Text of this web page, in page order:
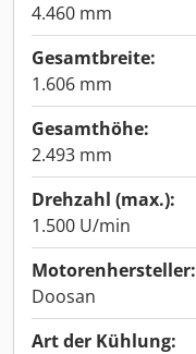
4.460 mm
Gesamtbreite:
1.606 mm
Gesamthöhe:
2.493 mm
Drehzahl (max.):
1.500 U/min
Motorenhersteller:
Doosan
Art der Kühlung: